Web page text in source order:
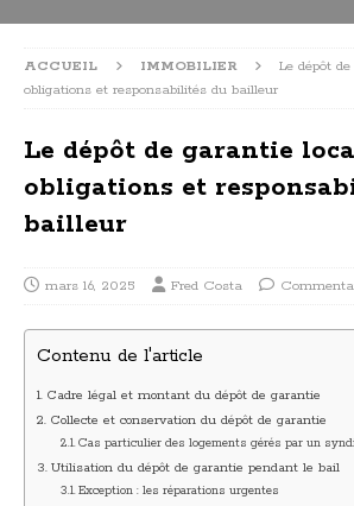
ACCUEIL IMMOBILIER
Le dépôt
obligations et responsabilités du bailleur
Le dépôt de garantie
obligations et
bailleur
mars 16, 2025 Fred Costa
Contenu de l'article
Cadre légal et montant du dépôt de garantie
Collecte et conservation du dépôt de garantie
Cas particulier des logements gérés par un
Utilisation du dépôt de garantie pendant le bail
Exception : les réparations urgentes